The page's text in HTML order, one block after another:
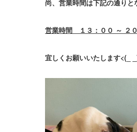
尚、営業時間は下記の通りと
営業時間 １３：００ ～ ２
宜しくお願いいたします<(_